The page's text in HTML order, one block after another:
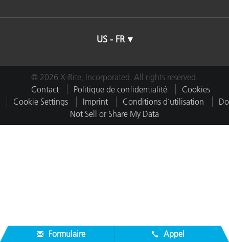
US - FR
© 2026 X-Rite, Incorporated. All rights reserved.
Contact
Politique de confidentialité
Cookies
Cookie Settings
Imprint Conditions d’utilisation
Do
Not Sell or Share My Data
Formulaire Appel